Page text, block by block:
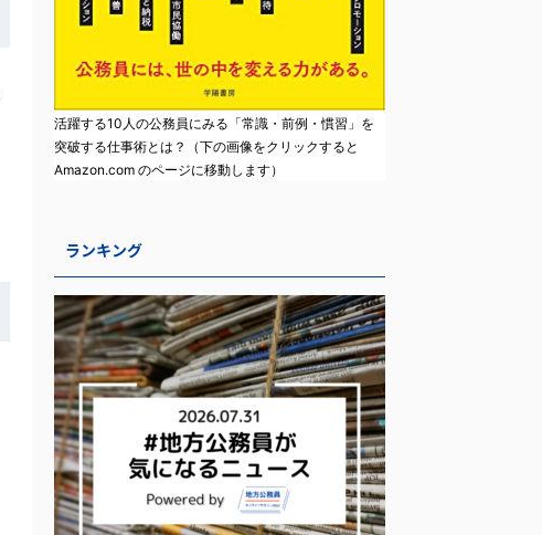
活躍する10人の公務員にみる「常識・前例・慣習」を
突破する仕事術とは？（下の画像をクリックすると
Amazon.com のページに移動します）
ランキング